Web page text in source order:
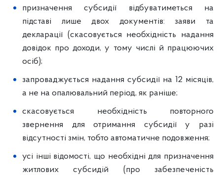
призначення субсидії відбуватиметься на
підставі лише двох документів: заяви та
декларації (скасовується необхідність надання
довідок про доходи, у тому числі й працюючих
осіб);
запроваджується надання субсидії на 12 місяців,
а не на опалювальний період, як раніше;
скасовується необхідність повторного
звернення для отримання субсидії у разі
відсутності змін, тобто автоматичне подовження;
усі інші відомості, що необхідні для призначення
житлових субсидій (про забезпеченість